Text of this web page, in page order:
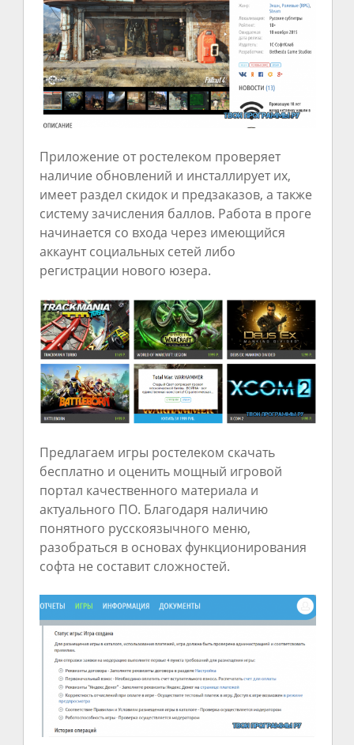
Приложение от ростелеком проверяет
наличие обновлений и инсталлирует их,
имеет раздел скидок и предзаказов, а также
систему зачисления баллов. Работа в проге
начинается со входа через имеющийся
аккаунт социальных сетей либо
регистрации нового юзера.
Предлагаем игры ростелеком скачать
бесплатно и оценить мощный игровой
портал качественного материала и
актуального ПО. Благодаря наличию
понятного русскоязычного меню,
разобраться в основах функционирования
софта не составит сложностей.